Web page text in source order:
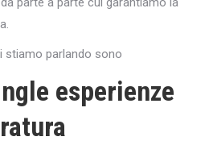
stiamo parlando sono
esperienze